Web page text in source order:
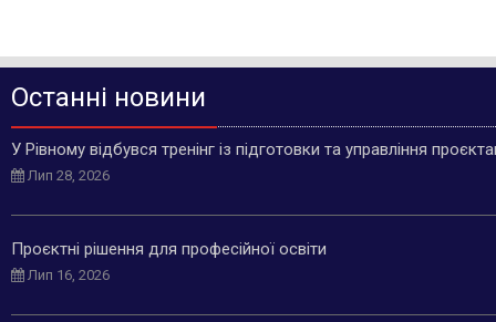
Останні новини
У Рівному відбувся тренінг із підготовки та управління
Лип 28, 2026
Проєктні рішення для професійної освіти
Лип 16, 2026